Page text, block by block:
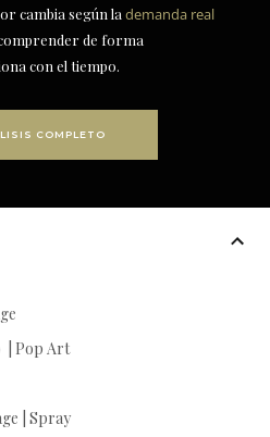
cambia según la demanda real
de forma
con el tiempo.
COMPLETO
| Pop Art
| Spray